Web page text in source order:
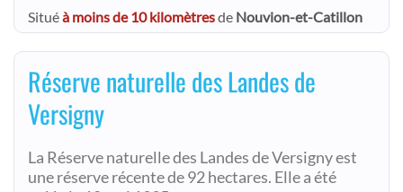
Situéà moins de 10 kilomètresde Nouvion-et-Catillon
Réserve naturelle des Landes de
Versigny
La Réserve naturelle des Landes de Versigny est
une réserve récente de 92 hectares. Elle a été